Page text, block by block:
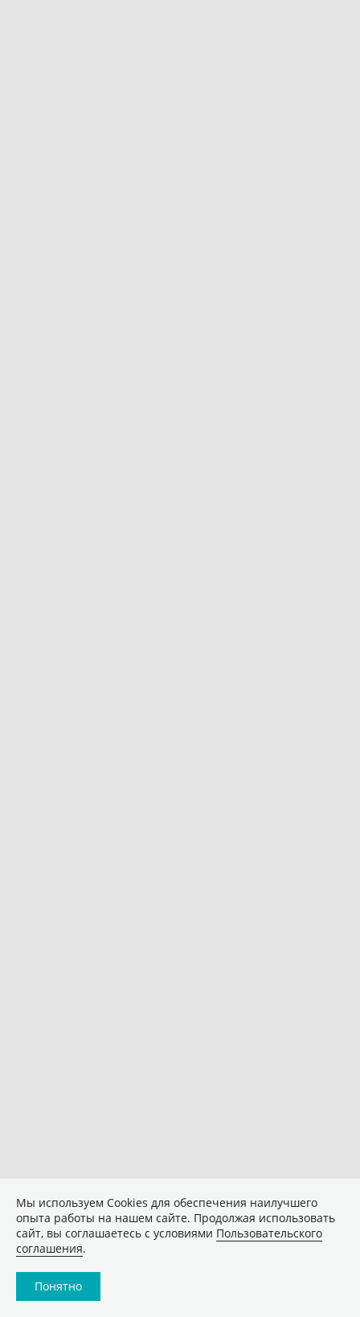
Мы используем Сookies для обеспечения наилучшего
опыта работы на нашем сайте. Продолжая использовать
сайт, вы соглашаетесь с условиями Пользовательского
соглашения.
Понятно